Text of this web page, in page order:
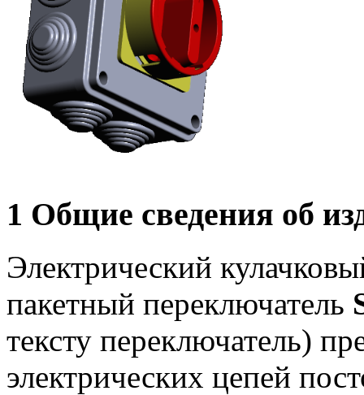
1 Общие сведения об
Электрический
пакетный переключатель
тексту переключатель)
электрических цепей